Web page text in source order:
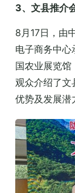
3、文县推介
8月17日，由
电子商务中心
国农业展览馆
观众介绍了文
优势及发展潜